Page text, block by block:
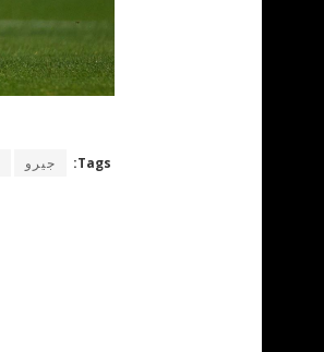
Tags: جيرو